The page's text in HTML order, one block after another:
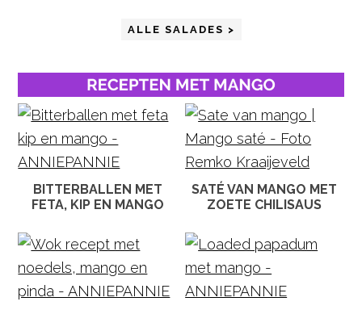
ALLE SALADES >
BITTERBALLEN MET
FETA, KIP EN MANGO
SATÉ VAN MANGO MET
ZOETE CHILISAUS